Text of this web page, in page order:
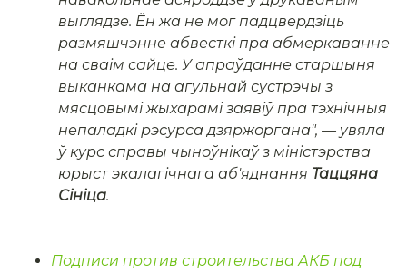
выглядзе. Ён жа не мог падцвердзіць
размяшчэнне абвесткі пра абмеркаванне
на сваім сайце. У апраўданне старшыня
выканкама на агульнай сустрэчы з
мясцовымі жыхарамі заявіў пра тэхнічныя
непаладкі рэсурса дзяржоргана", — увяла
ў курс справы чыноўнікаў з міністэрства
юрыст экалагічнага аб'яднання Таццяна
Сініца.
Подписи против строительства АКБ под